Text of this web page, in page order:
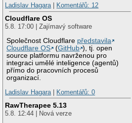
Ladislav Hagara| Komentářů: 12
Cloudflare OS
5.8. 17:00 | Zajímavý software
Společnost Cloudflare představila
Cloudflare OS
(GitHub ), tj. open
source platformu navrženou pro
integraci umělé inteligence (agentů)
přímo do pracovních procesů
organizací.
Ladislav Hagara| Komentářů: 0
RawTherapee 5.13
5.8. 12:44 | Nová verze